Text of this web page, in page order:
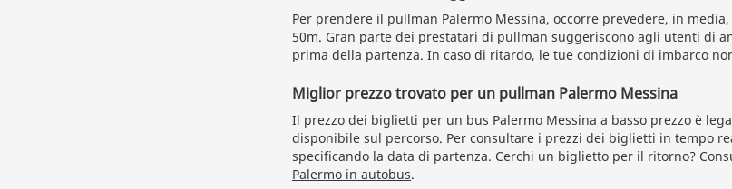
Per prendere il pullman Palermo Messina, occorre prevedere, in
50m. Gran parte dei prestatari di pullman suggeriscono agli utenti di
prima della partenza. In caso di ritardo, le tue condizioni di imbarco
Miglior prezzo trovato per un pullman Palermo Messina
Il prezzo dei biglietti per un bus Palermo Messina a basso prezzo è
disponibile sul percorso. Per consultare i prezzi dei biglietti in tempo
specificando la data di partenza. Cerchi un biglietto per il ritorno?
Palermo in autobus.